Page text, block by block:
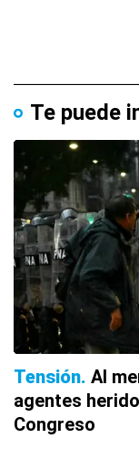
Te puede
Tensión Al
agentes
Congreso